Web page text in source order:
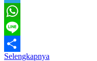
Telegram
WhatsApp
Line
Selengkapnya